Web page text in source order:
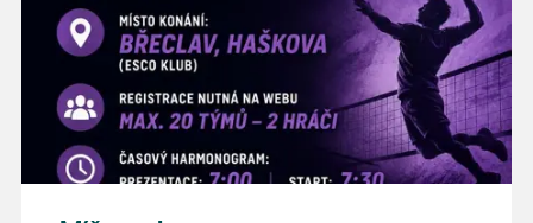
Lanžhotčané.
Těšíme se na Vás!